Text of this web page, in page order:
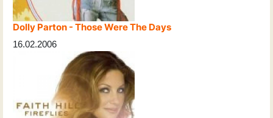
Dolly Parton - Those Were The Days
16.02.2006